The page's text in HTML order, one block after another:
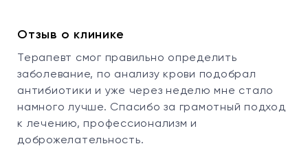
Отзыв о клинике
Терапевт смог правильно определить
заболевание, по анализу крови подобрал
антибиотики и уже через неделю мне стало
намного лучше. Спасибо за грамотный подход
к лечению, профессионализм и
доброжелательность.